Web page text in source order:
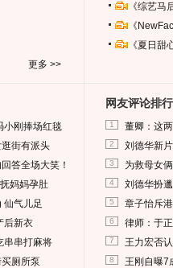
更多 >>
《综艺
《
《夏日
小刚捧场红毯
街有派头
答全场大笑！
妈妈孕肚
仙气儿足
后新衣
串串打麻将
厕所泵
网友评论排行
1 董卿：这
2 刘德华新
3 为救母女
4 刘德华扮
5 章子怡斥
6 律师：于
7 王力宏否
8 王刚自曝7